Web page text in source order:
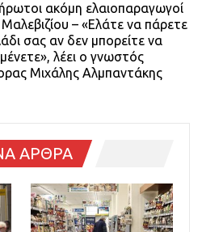
ακόμη ελαιοπαραγωγοί
– «Ελάτε να πάρετε
σας αν δεν μπορείτε να
λέει ο γνωστός
Μιχάλης Αλμπαντάκης
ΑΡΘΡΑ